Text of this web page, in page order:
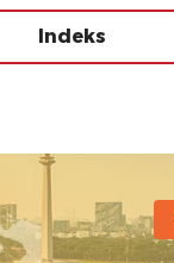
Indeks